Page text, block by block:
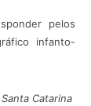
pelos
infanto-
Catarina